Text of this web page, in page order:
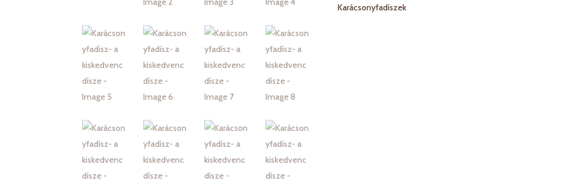
Karácsonyfadíszek